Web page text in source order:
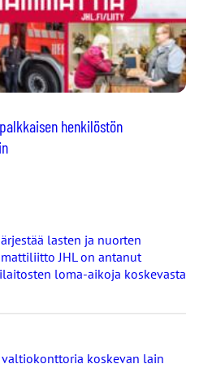
henkilöstön
lasten ja nuorten
JHL on antanut
loma-aikoja koskevasta
koskevan lain